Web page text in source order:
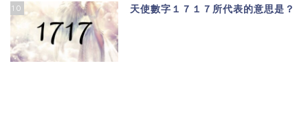
10 天使數字１７１７所代表的意思是？